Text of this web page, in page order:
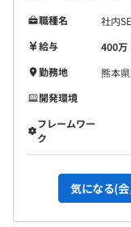
職種名
社内SE
給与
400万
勤務地
熊本
開発環境
フレームワー
ク
気になる(